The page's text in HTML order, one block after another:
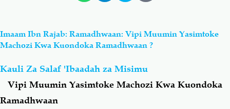
Aqiydah Manhaj
Shirki & Kufru Bid-'ah (Uzushi)
Salaf Wa Ummah
Imaam Ibn Rajab: Ramadhwaan: Vipi Muumin Yasimtoke
Machozi Kwa Kuondoka Ramadhwaan ?
Kauli Za Salaf 'Ibaadah za Misimu
Vipi Muumin Yasimtoke Machozi Kwa Kuondoka
Ramadhwaan